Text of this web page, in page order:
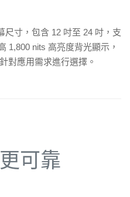
尺寸，包含 12 吋至 24 吋，支
1,800 nits 高亮度背光顯示，
對應用需求進行選擇。
更可靠